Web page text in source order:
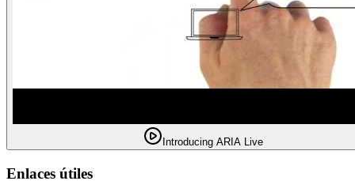
Introducing ARIA Live
Enlaces útiles